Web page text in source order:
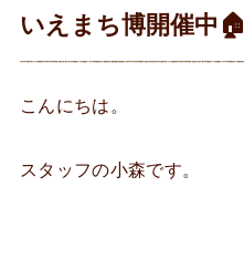
いえまち博開催中🏠
こんにちは。
スタッフの小森です。